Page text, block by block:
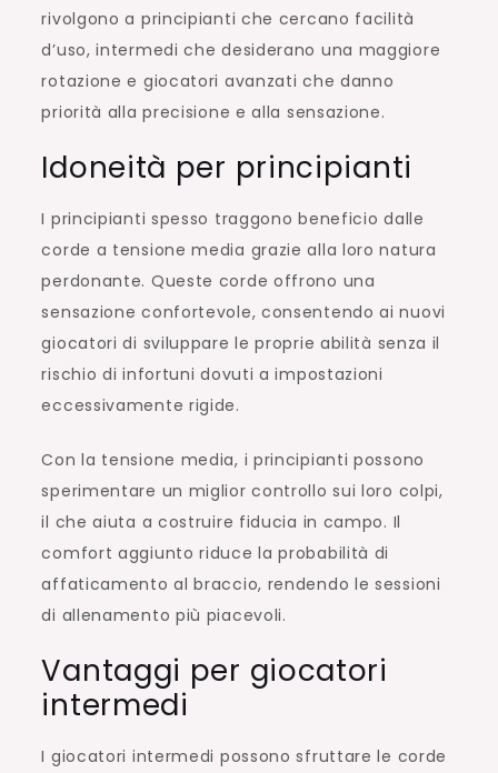
rivolgono a principianti che cercano facilità
d’uso, intermedi che desiderano una maggiore
rotazione e giocatori avanzati che danno
priorità alla precisione e alla sensazione.
Idoneità per principianti
I principianti spesso traggono beneficio dalle
corde a tensione media grazie alla loro natura
perdonante. Queste corde offrono una
sensazione confortevole, consentendo ai nuovi
giocatori di sviluppare le proprie abilità senza il
rischio di infortuni dovuti a impostazioni
eccessivamente rigide.
Con la tensione media, i principianti possono
sperimentare un miglior controllo sui loro colpi,
il che aiuta a costruire fiducia in campo. Il
comfort aggiunto riduce la probabilità di
affaticamento al braccio, rendendo le sessioni
di allenamento più piacevoli.
Vantaggi per giocatori
intermedi
I giocatori intermedi possono sfruttare le corde